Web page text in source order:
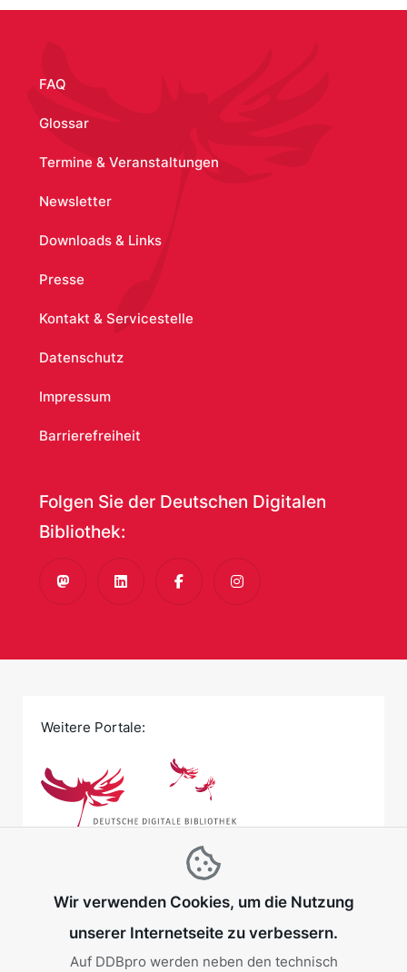
Wir verwenden Cookies, um die Nutzung
unserer Internetseite zu verbessern.
Auf DDBpro werden neben den technisch
FAQ
Glossar
Termine & Veranstaltungen
Newsletter
Downloads & Links
Presse
Kontakt & Servicestelle
Datenschutz
Impressum
Barrierefreiheit
Folgen Sie der Deutschen Digitalen
Bibliothek:
MastodonLinkedInFacebookInstagram
Weitere Portale: